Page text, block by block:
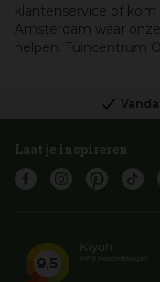
klantenservice of
Amsterdam waar
helpen. Tuincentrum
Laat je inspireren